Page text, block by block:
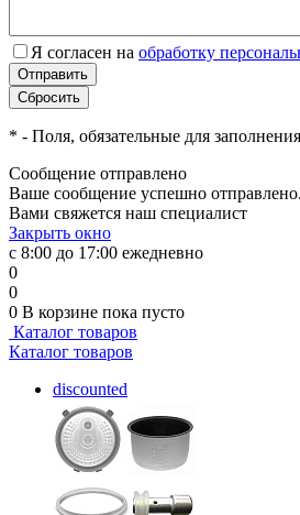
Я согласен на обработку
* - Поля, обязательные для заполнения
Сообщение отправлено
Ваше сообщение успешно
Вами свяжется наш специалист
Закрыть окно
с 8:00 до 17:00 ежедневно
0
0
0 В корзине пока пусто
Каталог товаров
Каталог товаров
discounted